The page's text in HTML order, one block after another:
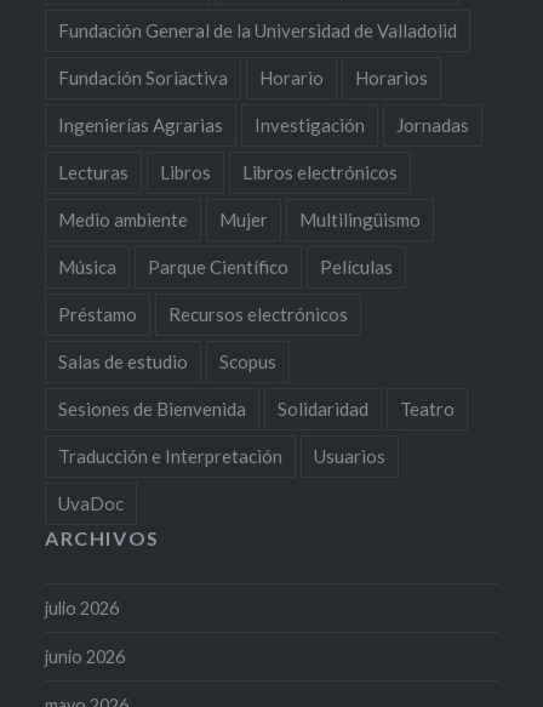
Fundación General de la Universidad de Valladolid
Fundación Soriactiva Horario Horarios
Ingenierías Agrarias Investigación Jornadas
Lecturas Libros Libros electrónicos
Medio ambiente Mujer Multilingüismo
Música Parque Científico Películas
Préstamo Recursos electrónicos
Salas de estudio Scopus
Sesiones de Bienvenida Solidaridad Teatro
Traducción e Interpretación Usuarios
UvaDoc
ARCHIVOS
julio 2026
junio 2026